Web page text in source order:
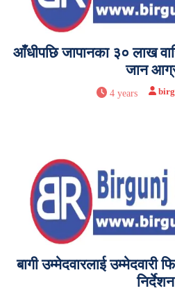
आँधीपछि जापानका ३० लाख
जान
4 years
बागी उम्मेदवारलाई उम्मेदवारी
निर्देशन